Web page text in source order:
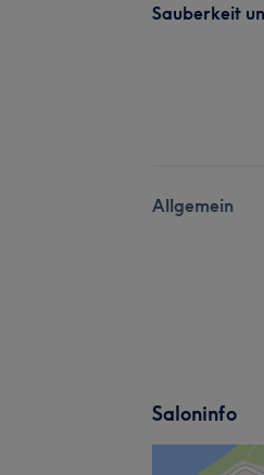
Sauberkeit
Allgemein
Saloninfo